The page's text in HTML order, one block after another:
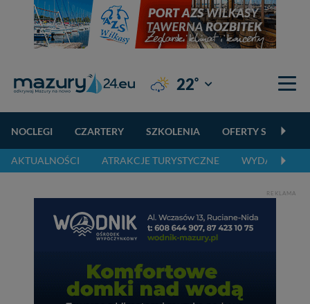
22° Giżycko
NOCLEGI CZARTERY SZKOLENIA OFERTY
AKTUALNOŚCI ATRAKCJE TURYSTYCZNE WYDARZENIA
REKLAMA